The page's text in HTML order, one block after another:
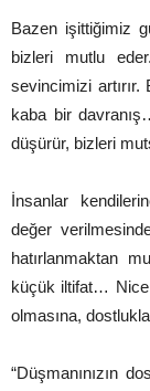
Bazen işittiğimiz
bizleri mutlu
sevincimizi
kaba bir
düşürür, bizleri
İnsanlar
değer
hatırlanmaktan
küçük iltifat… Nice
olmasına,
“Düşmanınızın